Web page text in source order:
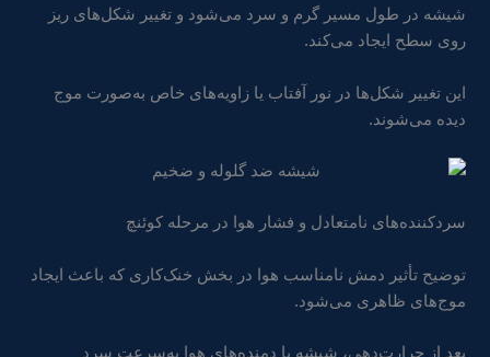
شیشه در طول مسیر گرم و سرد می‌شود و تغییر شکل‌های ریز
روی سطح ایجاد می‌کند.
این تغییر شکل‌ها در نور آفتاب یا زاویه‌های خاص به‌صورت موج
دیده می‌شوند.
سردکننده‌های نامتعادل و فشار هوا در مرحله کوئنچ
توضیح تأثیر دمش نامناسب هوا در بخش خنک‌کاری که باعث ایجاد
موج‌های ظاهری می‌شود.
بعد از حرارت‌دهی، شیشه با دمنده‌های هوا به‌سرعت سرد